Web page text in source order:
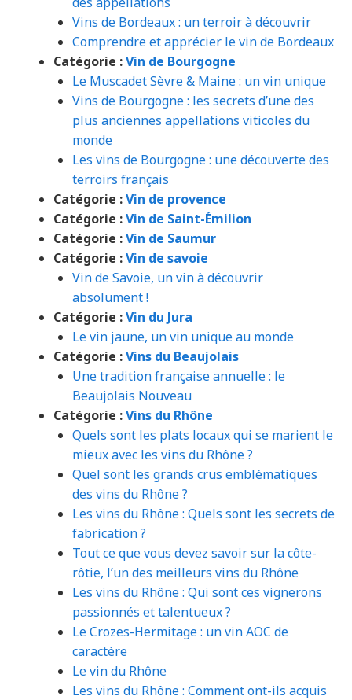
Vins de Bordeaux : un terroir à découvrir
Comprendre et apprécier le vin de Bordeaux
Catégorie :Vin de Bourgogne
Le Muscadet Sèvre & Maine : un vin unique
Vins de Bourgogne : les secrets d’une des
plus anciennes appellations viticoles du
monde
Les vins de Bourgogne : une découverte des
terroirs français
Catégorie :Vin de provence
Catégorie :Vin de Saint-Émilion
Catégorie :Vin de Saumur
Catégorie :Vin de savoie
Vin de Savoie, un vin à découvrir
absolument !
Catégorie :Vin du Jura
Le vin jaune, un vin unique au monde
Catégorie :Vins du Beaujolais
Une tradition française annuelle : le
Beaujolais Nouveau
Catégorie :Vins du Rhône
Quels sont les plats locaux qui se marient le
mieux avec les vins du Rhône ?
Quel sont les grands crus emblématiques
des vins du Rhône ?
Les vins du Rhône : Quels sont les secrets de
fabrication ?
Tout ce que vous devez savoir sur la côte-
rôtie, l’un des meilleurs vins du Rhône
Les vins du Rhône : Qui sont ces vignerons
passionnés et talentueux ?
Le Crozes-Hermitage : un vin AOC de
caractère
Le vin du Rhône
Les vins du Rhône : Comment ont-ils acquis